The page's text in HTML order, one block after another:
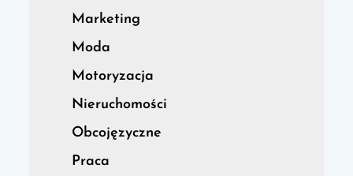
Marketing
Moda
Motoryzacja
Nieruchomości
Obcojęzyczne
Praca